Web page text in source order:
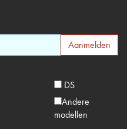
DS
Andere
modellen